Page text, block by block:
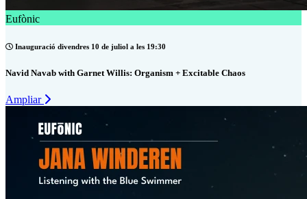
Eufònic
Inauguració divendres 10 de juliol a les 19:30
Navid Navab with Garnet Willis: Organism + Excitable Chaos
Ampliar